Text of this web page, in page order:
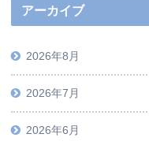
アーカイブ
2026年8月
2026年7月
2026年6月